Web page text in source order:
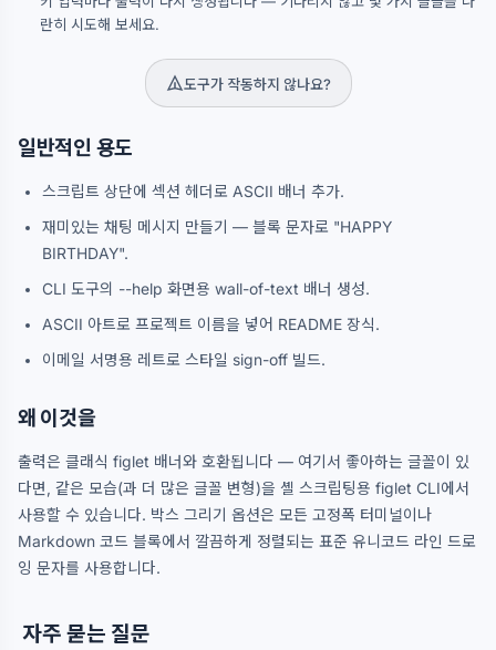
란히 시도해 보세요.
도구가 작동하지 않나요?
일반적인 용도
스크립트 상단에 섹션 헤더로 ASCII 배너 추가.
재미있는 채팅 메시지 만들기 — 블록 문자로 "HAPPY
BIRTHDAY".
CLI 도구의 --help 화면용 wall-of-text 배너 생성.
ASCII 아트로 프로젝트 이름을 넣어 README 장식.
이메일 서명용 레트로 스타일 sign-off 빌드.
왜 이것을
출력은 클래식 figlet 배너와 호환됩니다 — 여기서 좋아하는 글꼴이 있
다면, 같은 모습(과 더 많은 글꼴 변형)을 셸 스크립팅용 figlet CLI에서
사용할 수 있습니다. 박스 그리기 옵션은 모든 고정폭 터미널이나
Markdown 코드 블록에서 깔끔하게 정렬되는 표준 유니코드 라인 드로
잉 문자를 사용합니다.
자주 묻는 질문